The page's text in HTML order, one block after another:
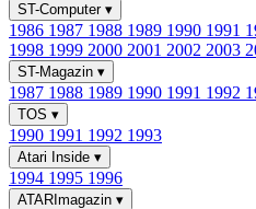
ST-Computer ▾
1986 1987 1988 1989 1990 1991
1998 1999 2000 2001 2002 2003
ST-Magazin ▾
1987 1988 1989 1990 1991 1992
TOS ▾
1990 1991 1992 1993
Atari Inside ▾
1994 1995 1996
ATARImagazin ▾